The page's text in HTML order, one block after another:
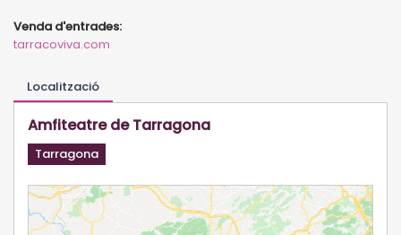
Venda d'entrades:
tarracoviva.com
Localització
Amfiteatre de Tarragona
Tarragona